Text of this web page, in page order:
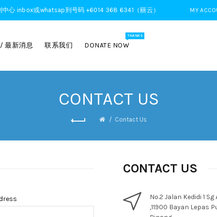
心 inbox或whatsap到号码 +6014 368 6341（丽云） MY
最新消息 联系我们 DONATE NOW
THANKS
CONTACT US
Contact Us
CONTACT US
No.2 Jalan Kedidi 1 Sg
,11900 Bayan Lepas